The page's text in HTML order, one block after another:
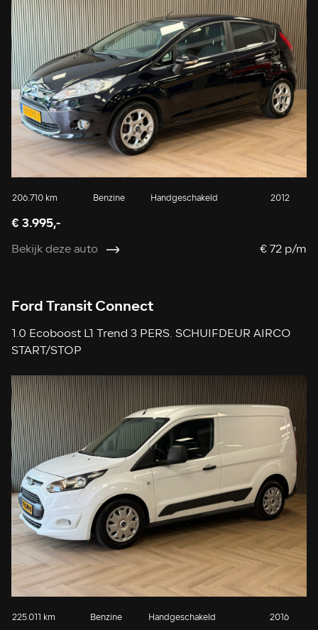
206.710 km Benzine Handgeschakeld 2012
€ 3.995,-
Bekijk deze auto € 72 p/m
Ford Transit Connect
1.0 Ecoboost L1 Trend 3 PERS. SCHUIFDEUR AIRCO
START/STOP
225.011 km Benzine Handgeschakeld 2016